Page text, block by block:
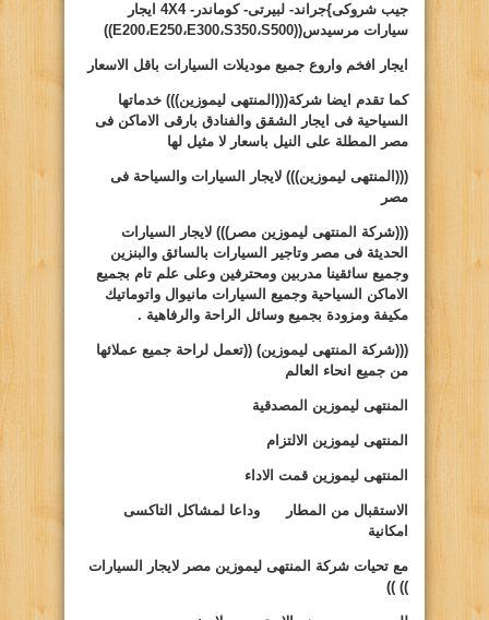
جيب شروكى}جراند- لبيرتى- كوماندر-4X4 ايجار
سيارات مرسيدس((
E200،E250،E300،S350،S500
))
ايجار افخم واروع جميع موديلات السيارات باقل الاسعار
كما تقدم ايضا شركة(((المنتهى ليموزين))) خدماتها
السياحية فى ايجار الشقق والفنادق بارقى الاماكن فى
مصر المطلة على النيل باسعار لا مثيل لها
(((المنتهى ليموزين))) لايجار السيارات والسياحة فى
مصر
(((شركة المنتهى ليموزين مصر))) لايجار السيارات
الحديثة فى مصر وتاجير السيارات بالسائق والبنزين
وجميع سائقينا مدربين ومحترفين وعلى علم تام بجميع
الاماكن السياحية وجميع السيارات مانيوال واتوماتيك
مكيفة ومزودة بجميع وسائل الراحة والرفاهية .
(((شركة المنتهى ليموزين) ((تعمل لراحة جميع عملائها
من جميع انحاء العالم
المنتهى ليموزين المصدقية
المنتهى ليموزين الالتزام
المنتهى ليموزين قمت الاداء
الاستقبال من المطار وداعا لمشاكل التاكسى
امكانية
مع تحيات شركة المنتهى ليموزين مصر لايجار السيارات
))
))